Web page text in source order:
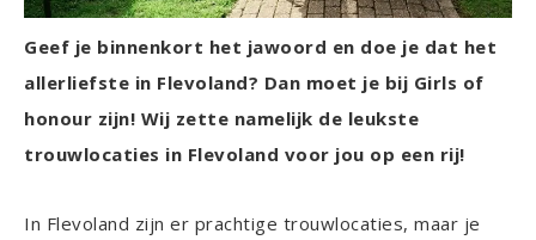
Geef je binnenkort het jawoord en doe je dat het
allerliefste in Flevoland? Dan moet je bij Girls of
honour zijn! Wij zette namelijk de leukste
trouwlocaties in Flevoland voor jou op een rij!
In Flevoland zijn er prachtige trouwlocaties, maar je